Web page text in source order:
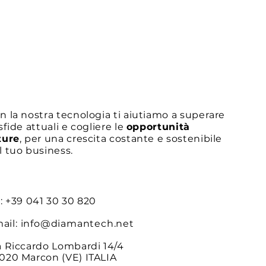
Come combattere la
sfiducia nei mercati
la nostra tecnologia ti aiutiamo a superare
attuali e cogliere le opportunità
, per una crescita costante e sostenibile
tuo business.
+39 041 30 30 820
info@diamantech.net
Riccardo Lombardi 14/4
Marcon (VE) ITALIA